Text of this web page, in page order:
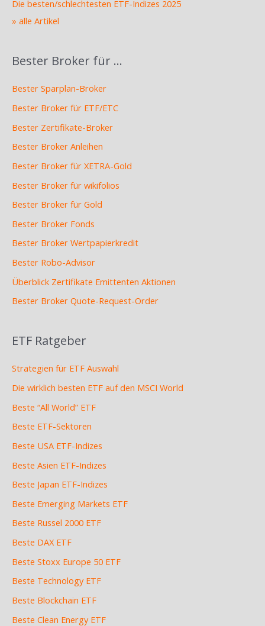
Die besten/schlechtesten ETF-Indizes 2025
» alle Artikel
Bester Broker für …
Bester Sparplan-Broker
Bester Broker für ETF/ETC
Bester Zertifikate-Broker
Bester Broker Anleihen
Bester Broker für XETRA-Gold
Bester Broker für wikifolios
Bester Broker für Gold
Bester Broker Fonds
Bester Broker Wertpapierkredit
Bester Robo-Advisor
Überblick Zertifikate Emittenten Aktionen
Bester Broker Quote-Request-Order
ETF Ratgeber
Strategien für ETF Auswahl
Die wirklich besten ETF auf den MSCI World
Beste “All World” ETF
Beste ETF-Sektoren
Beste USA ETF-Indizes
Beste Asien ETF-Indizes
Beste Japan ETF-Indizes
Beste Emerging Markets ETF
Beste Russel 2000 ETF
Beste DAX ETF
Beste Stoxx Europe 50 ETF
Beste Technology ETF
Beste Blockchain ETF
Beste Clean Energy ETF